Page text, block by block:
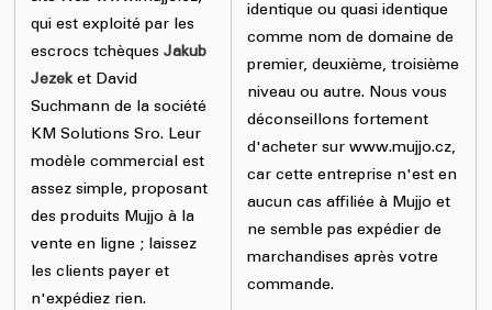
qui est exploité par les
escrocs tchèquesJakub
Jezeket David
Suchmann de la société
KM Solutions Sro. Leur
modèle commercial est
assez simple, proposant
des produits Mujjo à la
vente en ligne ; laissez
les clients payer et
n'expédiez rien.
identique ou quasi identique
comme nom de domaine de
premier, deuxième, troisième
niveau ou autre. Nous vous
déconseillons fortement
d'acheter sur www.mujjo.cz,
car cette entreprise n'est en
aucun cas affiliée à Mujjo et
ne semble pas expédier de
marchandises après votre
commande.